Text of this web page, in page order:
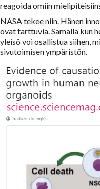
reagoida omiin
NASA tekee niin. Hänen
ovat tarttuvia. Samalla kun
yleisö voi osallistua siihen,
sivutoimisen ympäristön.